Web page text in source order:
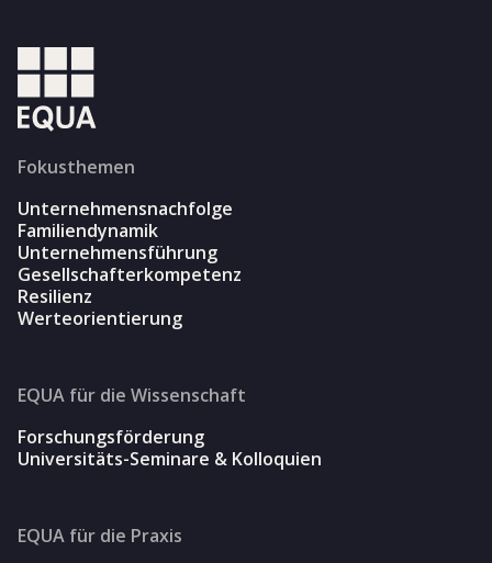
Fokusthemen
Unternehmensnachfolge
Familiendynamik
Unternehmensführung
Gesellschafterkompetenz
Resilienz
Werteorientierung
EQUA für die Wissenschaft
Forschungsförderung
Universitäts-Seminare & Kolloquien
EQUA für die Praxis